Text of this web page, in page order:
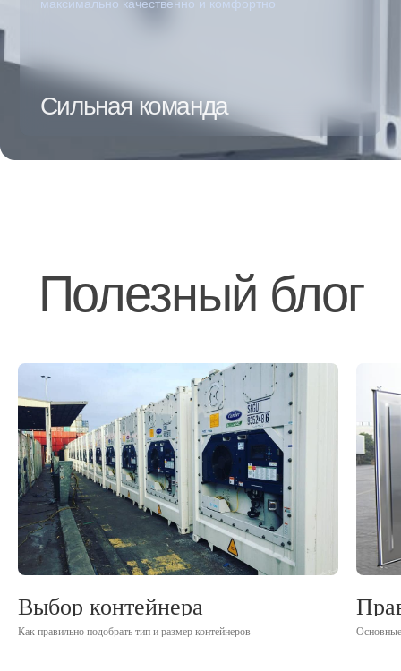
Выбор контейнера
Как правильно подобрать тип и размер контейнеров